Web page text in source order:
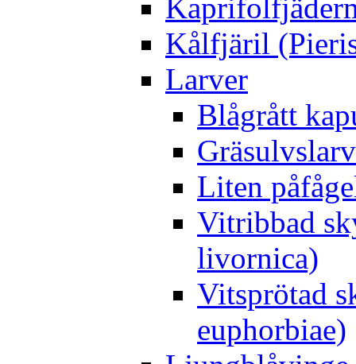
Kålfjäril
Larver
Blågrått
Liten
Vitribbad
livornica)
Vitsprötad
euphorbiae)